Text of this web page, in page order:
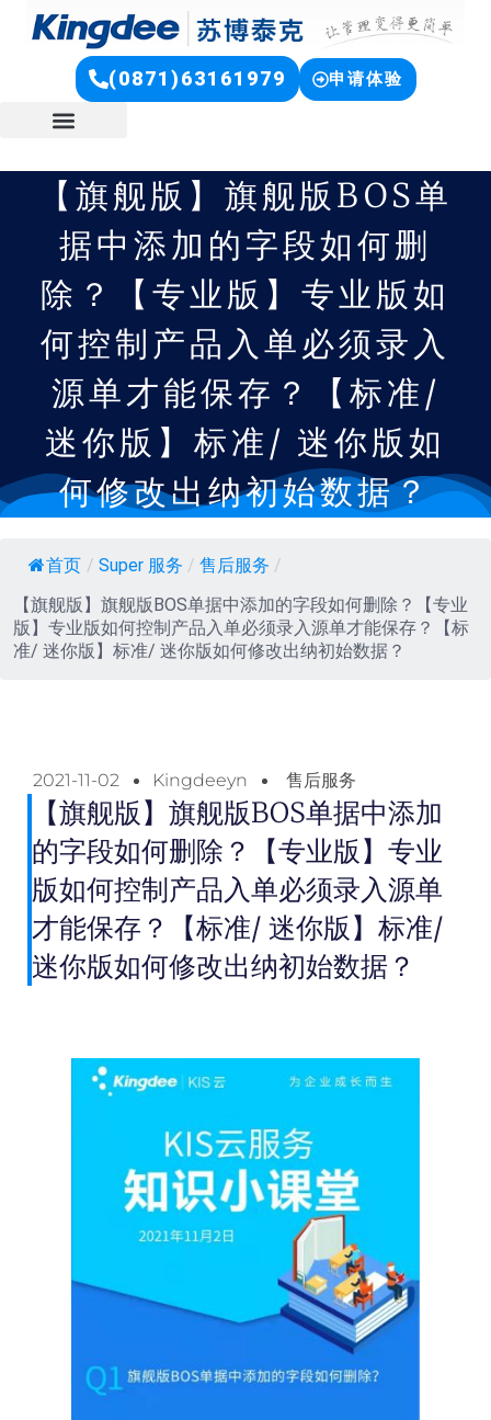
(0871)63161979 申请体验
【旗舰版】旗舰版BOS单
据中添加的字段如何删
除？【专业版】专业版如
何控制产品入单必须录入
源单才能保存？【标准/
迷你版】标准/ 迷你版如
何修改出纳初始数据？
首页 / Super 服务 / 售后服务 /
【旗舰版】旗舰版BOS单据中添加的字段如何删除？【专业
版】专业版如何控制产品入单必须录入源单才能保存？【标
准/ 迷你版】标准/ 迷你版如何修改出纳初始数据？
2021-11-02 Kingdeeyn 售后服务
【旗舰版】旗舰版BOS单据中添加
的字段如何删除？【专业版】专业
版如何控制产品入单必须录入源单
才能保存？【标准/ 迷你版】标准/
迷你版如何修改出纳初始数据？